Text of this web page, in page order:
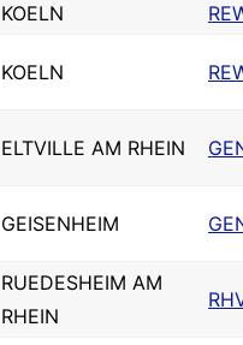
KOELN
KOELN
ELTVILLE AM RHEIN
GEISENHEIM
RUEDESHEIM AM
RHEIN